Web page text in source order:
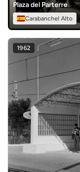
Plaza del Parterre
Carabanchel Alto
1962